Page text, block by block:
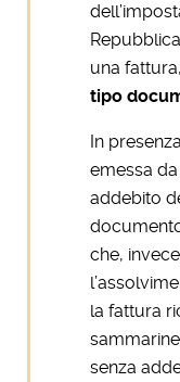
una
tipo
In
emessa
addebito
che,
la fattura
senza